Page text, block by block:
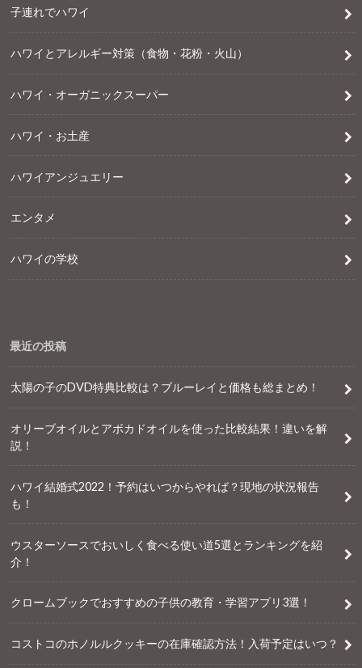
子連れでハワイ
ハワイとアレルギー対策（食物・花粉・火山）
ハワイ・オーガニックスーパー
ハワイ・お土産
ハワイアンジュエリー
エンタメ
ハワイの学校
最近の投稿
太陽の子のDVD特典比較は？ブルーレイと価格も総まとめ！
オリーブオイルとアボカドオイルを使った比較結果！違いを解
説！
ハワイ結婚式2022！予約はいつからやれば？現地の状況報告
も！
ウスターソースでおいしく食べる使い道5選とランキングを紹
介！
クロームブックでおすすめの子供の教育・学習アプリ3選！
コストコのホノルルクッキーの在庫確認方法！入荷予定はいつ？